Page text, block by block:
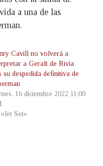
a una de las
Cavill no volverá a
a Geralt de Rivia
su despedida definitiva de
16 diciembre 2022 11:00
Set»